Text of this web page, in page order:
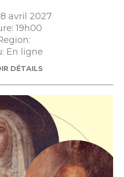
avril 2027
19h00
En ligne
DÉTAILS